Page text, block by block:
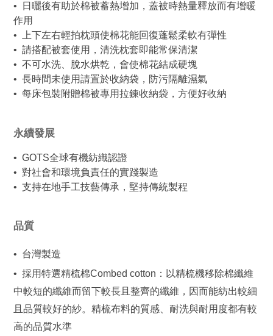
•  日曬後有助於棉被蓄熱增加，蓋被時熱量釋放而有增暖
作用
•  上下左右輕拍枕頭使棉花能回復蓬鬆柔軟有彈性
•  請搭配被套使用，清洗枕套即能常保清潔
•  不可水洗、脫水烘乾，會使棉花結成硬塊
•  長時間未使用請置於收納袋，防污隔離濕氣
•  每床包裝附贈棉被專用拉鍊收納袋，方便好收納
永續發展
•  GOTS全球有機紡織認證
•  對社會和環境負責任的實踐製造
•  支持在地手工技藝傳承，堅持傳統製程
品質
•  台灣製造
•  採用特選精梳棉Combed cotton：以精梳機移除棉纖維
中較短的纖維而留下較長且整齊的纖維，因而能紡出較細
且品質較好的紗。精梳布料的質感、耐洗與耐用度都有較
高的品質水準